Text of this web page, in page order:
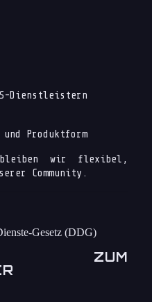
Dienstleistern
Produktform
bleiben wir flexibel,
Community.
Gesetz (DDG)
ZUM